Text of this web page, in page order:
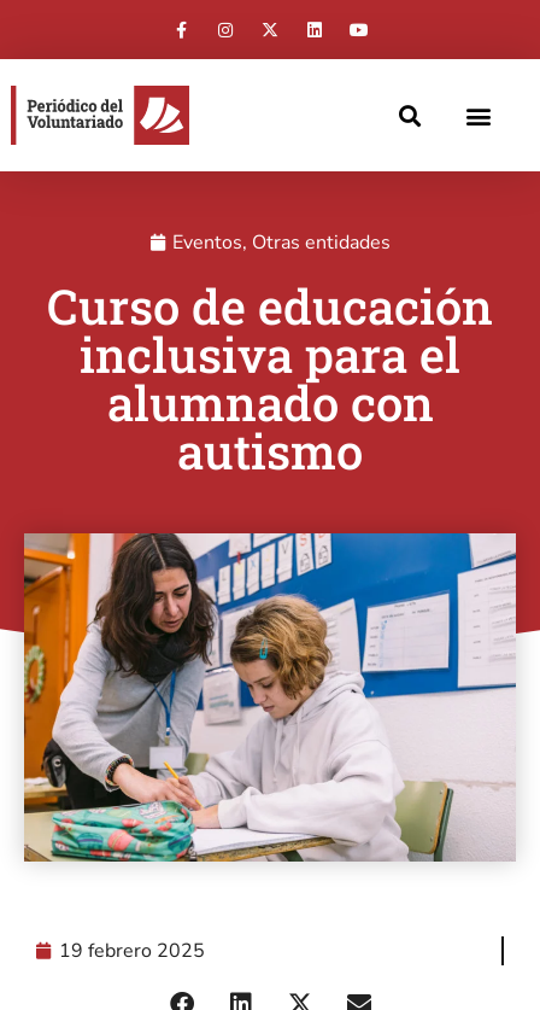
Eventos, Otras entidades
Curso de educación
inclusiva para el
alumnado con
autismo
19 febrero 2025